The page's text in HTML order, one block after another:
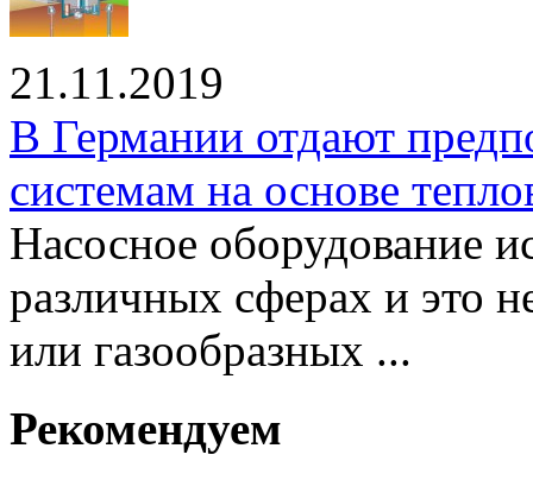
21.11.2019
В Германии отдают
системам на основе
Насосное оборудование
различных сферах и это
или газообразных ...
Рекомендуем